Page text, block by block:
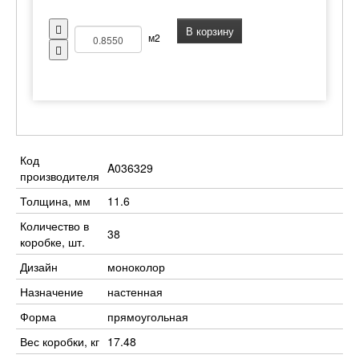
м2 В корзину
Код
производителя A036329
Толщина, мм
11.6
Количество в
коробке, шт.
38
Дизайн
моноколор
Назначение
настенная
Форма
прямоугольная
Вес коробки, кг 17.48